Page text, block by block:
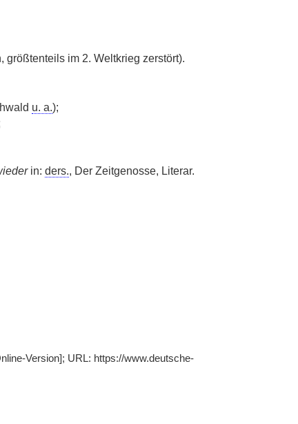
größtenteils im 2. Weltkrieg zerstört).
u. a.);
in: ders., Der Zeitgenosse, Literar.
Version]; URL: https://www.deutsche-